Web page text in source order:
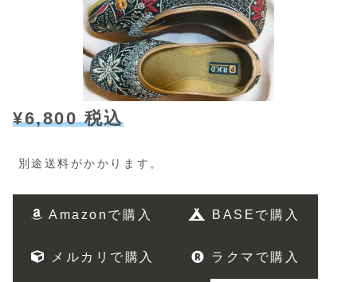
¥6,800 税込
別途送料がかかります。
Amazonで購入 BASEで購入
メルカリで購入 ラクマで購入